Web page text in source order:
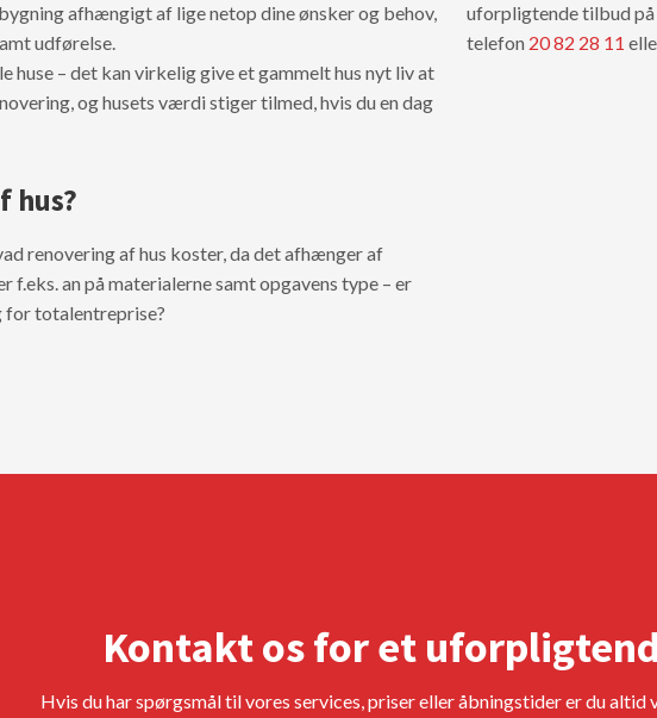
afhængigt af lige netop dine ønsker og behov,
udførelse.
huse – det kan virkelig give et gammelt hus nyt liv at
og husets værdi stiger tilmed, hvis du en dag
hus?
renovering af hus koster, da det afhænger af
an på materialerne samt opgavens type – er
for totalentreprise?
uforpligtende tilbud på
telefon 20 82 28 11
Kontakt os for et
Hvis du har spørgsmål til vores services, priser eller åbningstider er du